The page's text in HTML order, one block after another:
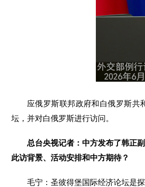
应俄罗斯联邦政府和白俄罗斯共
坛，并对白俄罗斯进行访问。
总台央视记者：中方发布了韩正
此访背景、活动安排和中方期待？
毛宁：圣彼得堡国际经济论坛是